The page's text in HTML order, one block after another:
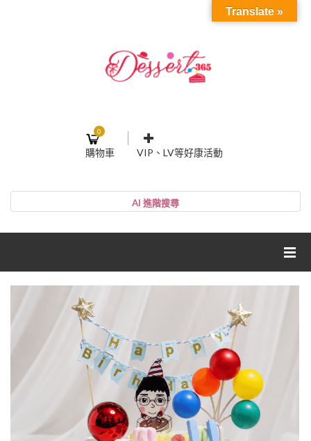
0
購物車 VIP、LV等好康活動
帳號
記住我
網紅媽咪蛋糕心得分享
粉絲好康
加入甜點廚師接單平台
Translate »